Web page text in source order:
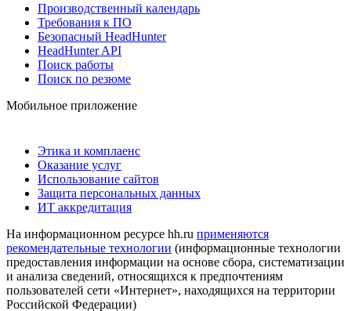
Производственный календарь
Требования к ПО
Безопасный HeadHunter
HeadHunter API
Поиск работы
Поиск по резюме
Мобильное приложение
Этика и комплаенс
Оказание услуг
Использование сайтов
Защита персональных данных
ИТ аккредитация
На информационном ресурсе hh.ru применяются
рекомендательные технологии (информационные технологии
предоставления информации на основе сбора, систематизации
и анализа сведений, относящихся к предпочтениям
пользователей сети «Интернет», находящихся на территории
Российской Федерации)